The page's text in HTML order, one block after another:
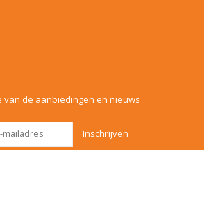
van de aanbiedingen en nieuws